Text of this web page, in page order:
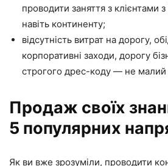
проводити заняття з клієнтами з
навіть континенту;
відсутність витрат на дорогу,
корпоративні заходи, дорогу
строгого дрес-коду — не
Продаж своїх
5 популярних
Як ви вже зрозуміли, проводити